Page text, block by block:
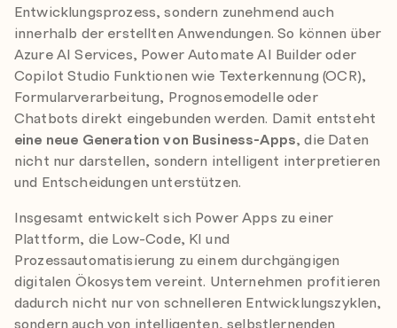
Entwicklungsprozess, sondern zunehmend auch
innerhalb der erstellten Anwendungen. So können über
Azure AI Services, Power Automate AI Builder oder
Copilot Studio Funktionen wie Texterkennung (OCR),
Formularverarbeitung, Prognosemodelle oder
Chatbots direkt eingebunden werden. Damit entsteht
eine neue Generation von Business-Apps, die Daten
nicht nur darstellen, sondern intelligent interpretieren
und Entscheidungen unterstützen.
Insgesamt entwickelt sich Power Apps zu einer
Plattform, die Low-Code, KI und
Prozessautomatisierung zu einem durchgängigen
digitalen Ökosystem vereint. Unternehmen profitieren
dadurch nicht nur von schnelleren Entwicklungszyklen,
sondern auch von intelligenten, selbstlernenden